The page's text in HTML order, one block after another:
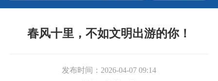
春风十里，不如文明出游的你！
发布时间： 2026-04-07 09:14